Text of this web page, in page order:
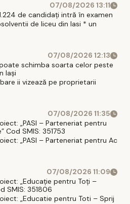
07/08/2026 13:11
de candidați intră în examen
de liceu din Iasi * un
07/08/2026 12:13
schimba soarta celor peste
Iași
ii vizează pe proprietarii
07/08/2026 11:35
„PASI – Parteneriat pentru
Cod SMIS: 351753
„PASI – Parteneriat pentru Ac
07/08/2026 11:09
„Educație pentru Toți –
SMIS: 351806
„Educatie pentru Toti – Sprij